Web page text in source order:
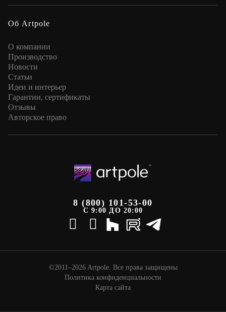
Об Artpole
О компании
Производство
Новости
Статьи
Идеи и интерьер
Гарантии, сертификаты
Отзывы
Авторское право
8 (800) 101-53-00
С 9:00 ДО 20:00
©2011–2026 Artpole. Все права защищены
Политика конфиденциальности
Карта сайта